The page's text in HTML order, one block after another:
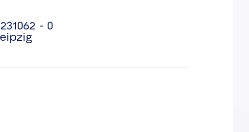
- 0